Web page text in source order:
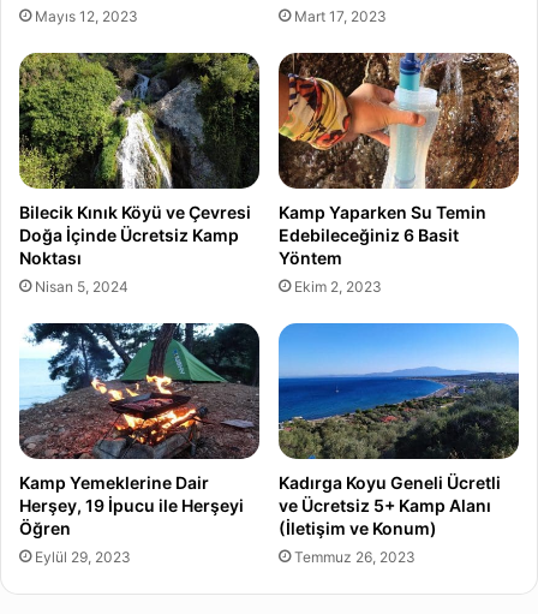
Mayıs 12, 2023 Mart 17, 2023
Bilecik Kınık Köyü ve Çevresi
Doğa İçinde Ücretsiz Kamp
Noktası
Nisan 5, 2024
Kamp Yaparken Su Temin
Edebileceğiniz 6 Basit
Yöntem
Ekim 2, 2023
Kamp Yemeklerine Dair
Herşey, 19 İpucu ile Herşeyi
Öğren
Eylül 29, 2023
Kadırga Koyu Geneli Ücretli
ve Ücretsiz 5+ Kamp Alanı
(İletişim ve Konum)
Temmuz 26, 2023